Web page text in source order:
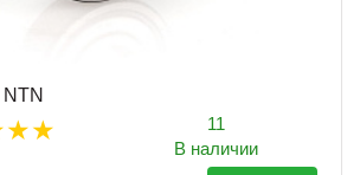
11
В наличии